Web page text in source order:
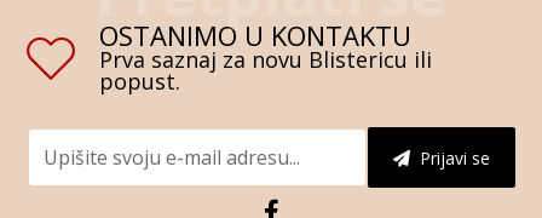
OSTANIMO U KONTAKTU
Prva saznaj za novu Blistericu ili
popust.
Prijavi se